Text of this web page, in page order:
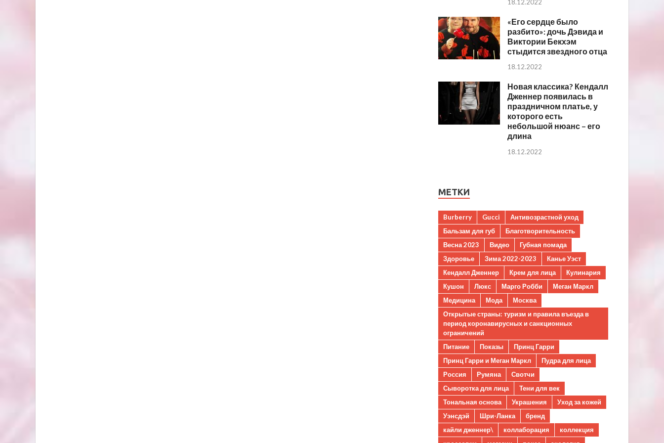
18.12.2022
«Его сердце было
разбито»: дочь Дэвида и
Виктории Бекхэм
стыдится звездного отца
18.12.2022
Новая классика? Кендалл
Дженнер появилась в
праздничном платье, у
которого есть
небольшой нюанс – его
длина
18.12.2022
МЕТКИ
Burberry Gucci
Антивозрастной уход
Бальзам для губ
Благотворительность
Весна 2023
Видео
Губная помада
Здоровье
Зима 2022-2023
Канье Уэст
Кендалл Дженнер
Крем для лица
Кулинария
Кушон
Люкс Марго Робби
Меган Маркл
Медицина
Мода
Москва
Открытые страны: туризм и правила въезда в
период коронавирусных и санкционных
ограничений
Питание
Показы
Принц Гарри
Принц Гарри и Меган Маркл
Пудра для лица
Россия
Румяна
Свотчи
Сыворотка для лица
Тени для век
Тональная основа
Украшения
Уход за кожей
Уэнсдэй
Шри-Ланка
бренд
кайли дженнер\
коллаборация
коллекция